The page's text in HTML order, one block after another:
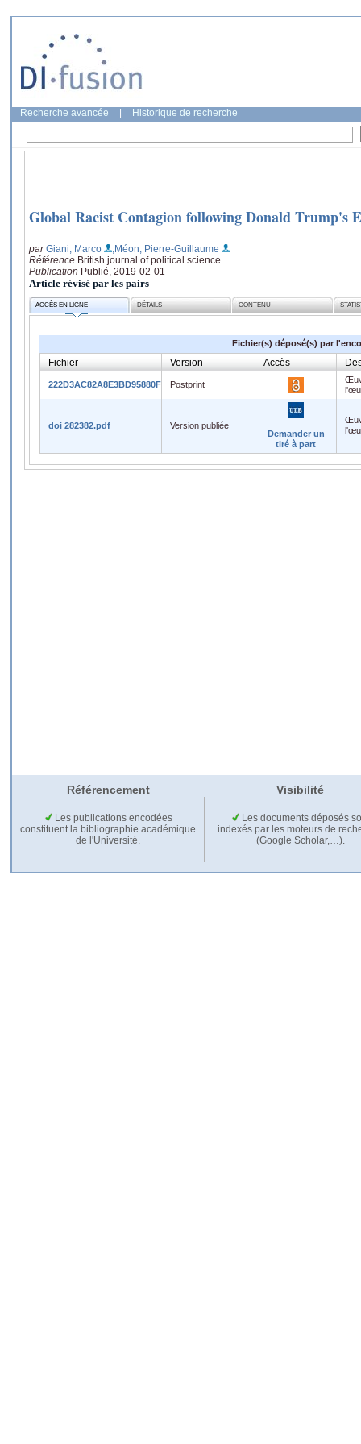
Recherche avancée Historique de recherche
Global Racist Contagion following Donald Trump's
parGiani, Marco
;Méon, Pierre-Guillaume
Référence British journal of political science
Publication Publié, 2019-02-01
Article révisé par les pairs
ACCÈS EN LIGNE DÉTAILS CONTENU
Fichier(s) déposé(s) par
Fichier Version Accès
222D3AC82A8E3BD95880F262EB3F1F87.PDF
Postprint
doi 282382.pdf
Version publiée
Demander un
tiré à part
Référencement Visibilité
Les publications encodées
constituent la bibliographie académique
de l'Université.
Les documents déposés
indexés par les moteurs de
(Google Scholar,…).